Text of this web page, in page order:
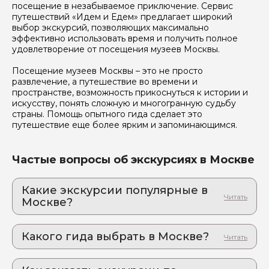
посещение в незабываемое приключение. Сервис
путешествий «Идем и Едем» предлагает широкий
выбор экскурсий, позволяющих максимально
эффективно использовать время и получить полное
удовлетворение от посещения музеев Москвы.
Посещение музеев Москвы – это не просто
развлечение, а путешествие во времени и
пространстве, возможность прикоснуться к истории и
искусству, понять сложную и многогранную судьбу
страны. Помощь опытного гида сделает это
путешествие еще более ярким и запоминающимся.
Частые вопросы об экскурсиях в Москве
Какие экскурсии популярные в
Москве?
экскурсия на высоту 337 метров
Инженерное чудо и лучшие виды: где Москва
становится игрушечной, а вы — гигантами
Какого гида выбрать в Москве?